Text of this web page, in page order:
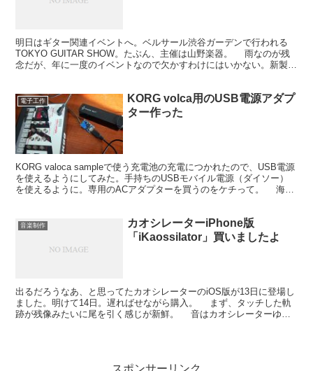
明日はギター関連イベントへ。ベルサール渋谷ガーデンで行われる
TOKYO GUITAR SHOW。たぶん、主催は山野楽器。 雨なのが残
念だが、年に一度のイベントなので欠かすわけにはいかない。新製品
電子工作
KORG volca用のUSB電源アダプ
ター作った
KORG valoca sampleで使う充電池の充電につかれたので、USB電源
を使えるようにしてみた。手持ちのUSBモバイル電源（ダイソー）
を使えるように。専用のACアダプターを買うのをケチって。 海外
音楽制作
カオシレーターiPhone版
「iKaossilator」買いましたよ
出るだろうなあ、と思ってたカオシレーターのiOS版が13日に登場し
ました。明けて14日。遅ればせながら購入。 まず、タッチした軌
跡が残像みたいに尾を引く感じが新鮮。 音はカオシレーターゆず
スポンサーリンク